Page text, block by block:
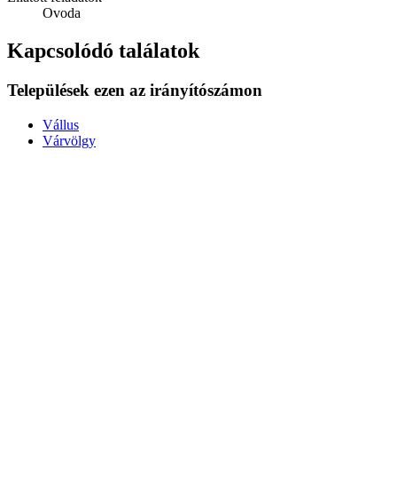
Ovoda
Kapcsolódó találatok
Települések ezen az irányítószámon
Vállus
Várvölgy